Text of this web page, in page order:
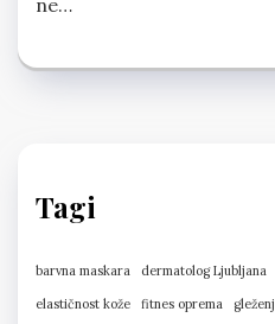
Tagi
barvna maskara dermatolog Ljubljana
elastičnost kože
fitnes oprema gleženj